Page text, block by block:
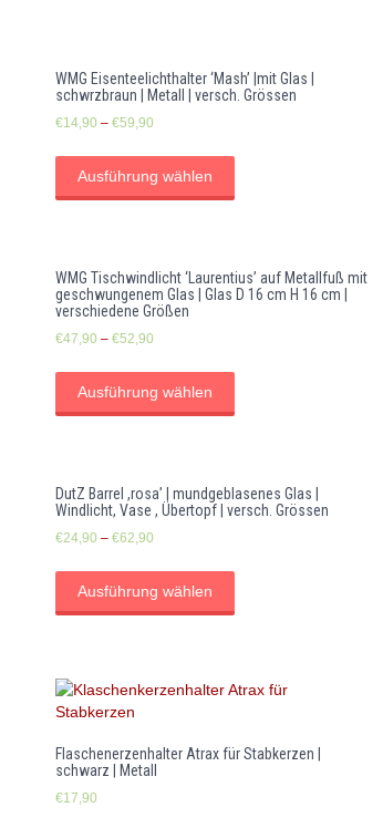
WMG Eisenteelichthalter ‘Mash’ |mit Glas |
schwrzbraun | Metall | versch. Grössen
€14,90 – €59,90
Ausführung wählen
WMG Tischwindlicht ‘Laurentius’ auf Metallfuß mit
geschwungenem Glas | Glas D 16 cm H 16 cm |
verschiedene Größen
€47,90 – €52,90
Ausführung wählen
DutZ Barrel ,rosa’ | mundgeblasenes Glas |
Windlicht, Vase , Übertopf | versch. Grössen
€24,90 – €62,90
Ausführung wählen
Flaschenerzenhalter Atrax für Stabkerzen |
schwarz | Metall
€17,90